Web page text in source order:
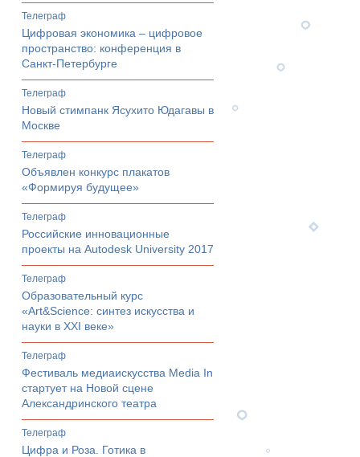
телеграф
Цифровая экономика – цифровое
пространство: конференция в
Санкт-Петербурге
телеграф
Новый стимпанк Ясухито Юдагавы в
Москве
телеграф
Объявлен конкурс плакатов
«Формируя будущее»
телеграф
Российские инновационные
проекты на Autodesk University 2017
телеграф
Образовательный курс
«Art&Science: синтез искусства и
науки в XXI веке»
телеграф
Фестиваль медиаискусства Media In
стартует на Новой сцене
Александринского театра
телеграф
Цифра и Роза. Готика в